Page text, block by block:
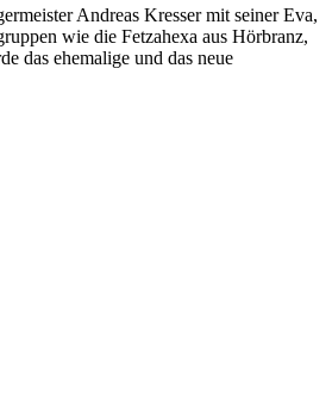
Andreas Kresser mit seiner Eva,
wie die Fetzahexa aus Hörbranz,
das ehemalige und das neue